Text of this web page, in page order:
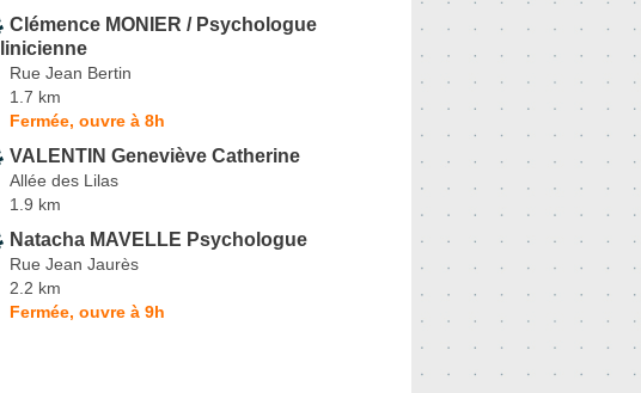
Clémence MONIER / Psychologue
Rue Jean Bertin
1.7 km
Fermée, ouvre à 8h
VALENTIN Geneviève Catherine
Allée des Lilas
1.9 km
Natacha MAVELLE Psychologue
Rue Jean Jaurès
2.2 km
Fermée, ouvre à 9h